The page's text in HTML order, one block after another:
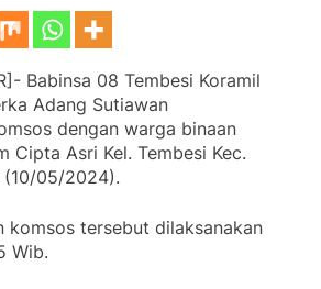
Babinsa 08 Tembesi Koramil
Adang Sutiawan
dengan warga binaan
Cipta Asri Kel. Tembesi Kec.
(10/05/2024).
komsos tersebut dilaksanakan
Wib.